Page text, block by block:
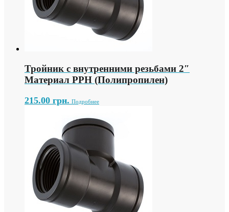
Тройник с внутренними резьбами 2″
Материал PPH (Полипропилен)
215.00 грн. Подробнее